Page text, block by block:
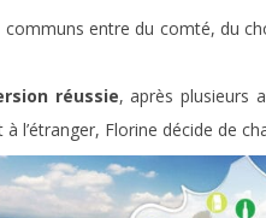
entre du comté, du
réussie, après plusieurs
l’étranger, Florine décide de